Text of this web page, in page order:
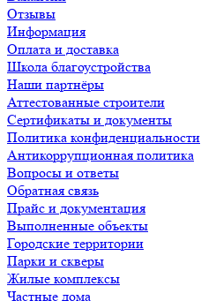
Отзывы
Информация
Оплата и доставка
Школа благоустройства
Наши партнёры
Аттестованные строители
Сертификаты и документы
Политика конфиденциальности
Антикоррупционная политика
Вопросы и ответы
Обратная связь
Прайс и документация
Выполненные объекты
Городские территории
Парки и скверы
Жилые комплексы
Частные дома